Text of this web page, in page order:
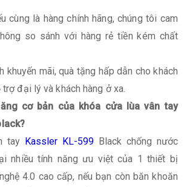
cùng là hàng chính hãng, chúng tôi cam
so sánh với hàng rẻ tiền kém chất
khuyến mãi, quà tặng hấp dẫn cho khách
trợ đại lý và khách hàng ở xa.
cơ bản của khóa cửa lùa vân tay
tay Kassler KL-599 Black chống nước
nhiều tính năng ưu việt của 1 thiết bị
4.0 cao cấp, nếu bạn còn băn khoăn